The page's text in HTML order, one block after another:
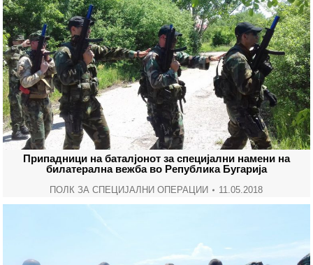
Припадници на баталјонот за специјални намени на
билатерална вежба во Република Бугарија
ПОЛК ЗА СПЕЦИЈАЛНИ ОПЕРАЦИИ 11.05.2018